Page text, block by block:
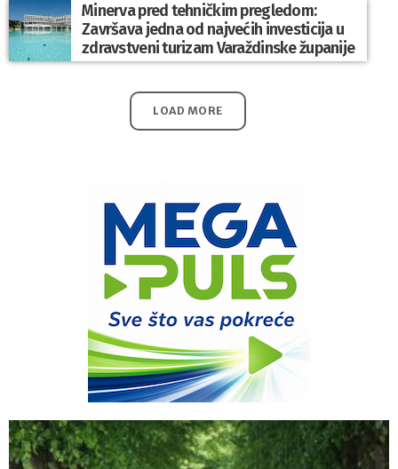
Minerva pred tehničkim pregledom:
Završava jedna od najvećih investicija u
zdravstveni turizam Varaždinske županije
LOAD MORE